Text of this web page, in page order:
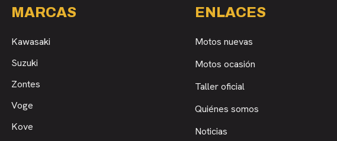
MARCAS
Kawasaki
Suzuki
Zontes
Voge
Kove
ENLACES
Motos nuevas
Motos ocasión
Taller oficial
Quiénes somos
Noticias